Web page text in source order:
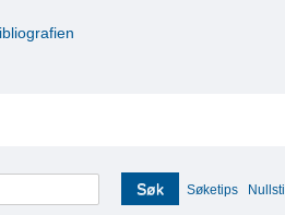
Søk Søketips Nullstill